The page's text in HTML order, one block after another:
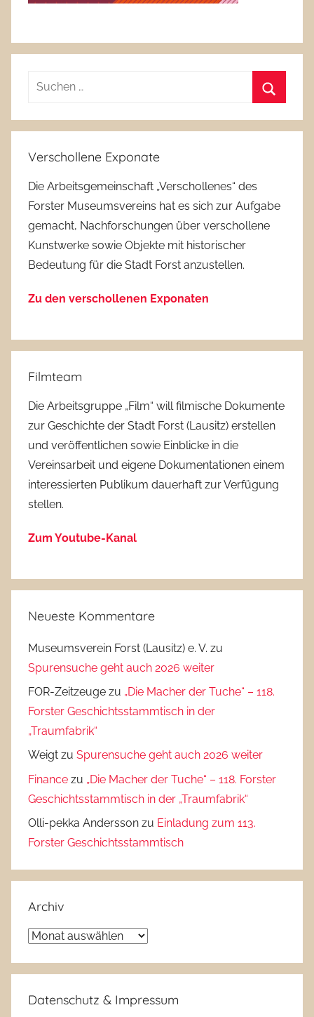
Suchen
Verschollene Exponate
Die Arbeitsgemeinschaft „Verschollenes“ des
Forster Museumsvereins hat es sich zur Aufgabe
gemacht, Nachforschungen über verschollene
Kunstwerke sowie Objekte mit historischer
Bedeutung für die Stadt Forst anzustellen.
Zu den verschollenen Exponaten
Filmteam
Die Arbeitsgruppe „Film“ will filmische Dokumente
zur Geschichte der Stadt Forst (Lausitz) erstellen
und veröffentlichen sowie Einblicke in die
Vereinsarbeit und eigene Dokumentationen einem
interessierten Publikum dauerhaft zur Verfügung
stellen.
Zum Youtube-Kanal
Neueste Kommentare
Museumsverein Forst (Lausitz) e. V. zu
Spurensuche geht auch 2026 weiter
FOR-Zeitzeuge zu „Die Macher der Tuche“ – 118.
Forster Geschichtsstammtisch in der
„Traumfabrik“
Weigt zu Spurensuche geht auch 2026 weiter
Finance zu „Die Macher der Tuche“ – 118. Forster
Geschichtsstammtisch in der „Traumfabrik“
Olli-pekka Andersson zu Einladung zum 113.
Forster Geschichtsstammtisch
Archiv
Archiv
Datenschutz & Impressum